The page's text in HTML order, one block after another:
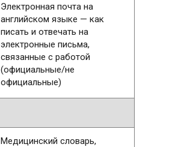
Электронная почта на
английском языке — как
писать и отвечать на
электронные письма,
связанные с работой
(официальные/не
официальные)
Медицинский словарь,